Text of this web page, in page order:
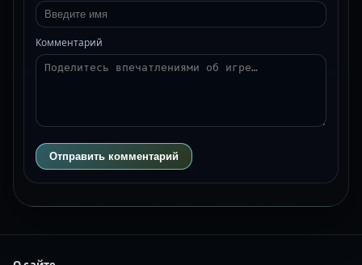
Комментарий
Отправить комментарий